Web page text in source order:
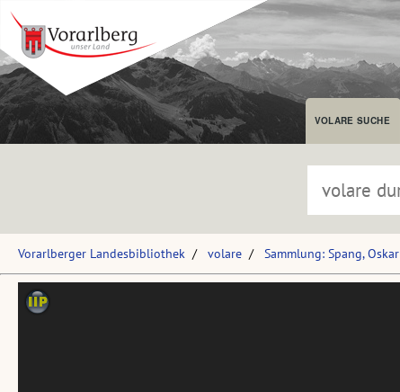
VOLARE SUCHE
Vorarlberger Landesbibliothek volare Sammlung: Spang, Oskar